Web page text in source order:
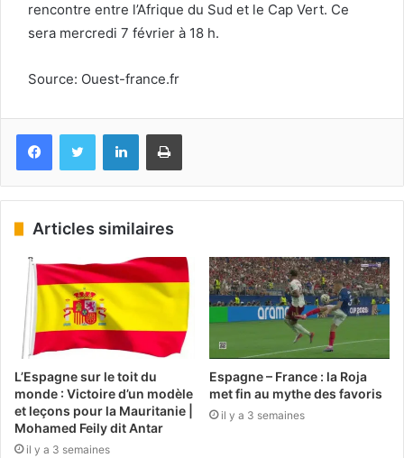
rencontre entre l’Afrique du Sud et le Cap Vert. Ce
sera mercredi 7 février à 18 h.
Source: Ouest-france.fr
FacebookTwitter LinkedinImprimer
Articles similaires
L’Espagne sur le toit du
monde : Victoire d’un modèle
et leçons pour la Mauritanie |
Mohamed Feily dit Antar
il y a 3 semaines
Espagne – France : la Roja
met fin au mythe des favoris
il y a 3 semaines